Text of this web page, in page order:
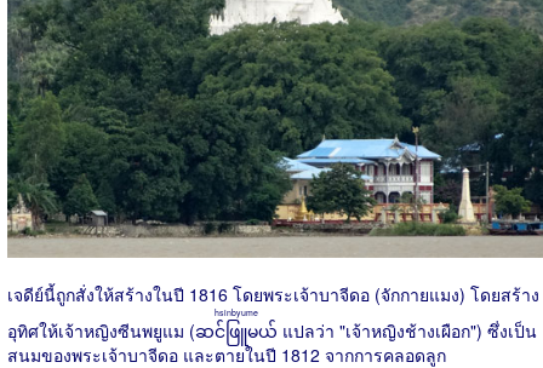
เจดีย์นี้ถูกสั่งให้สร้างในปี 1816 โดยพระเจ้าบาจีดอ (จักกายแมง) โดยสร้าง
อุทิศให้เจ้าหญิงซีนพยูแม (ဆင်ဖြူမယ်
hsinbyume
แปลว่า "เจ้าหญิงช้างเผือก") ซึ่งเป็น
สนมของพระเจ้าบาจีดอ และตายในปี 1812 จากการคลอดลูก